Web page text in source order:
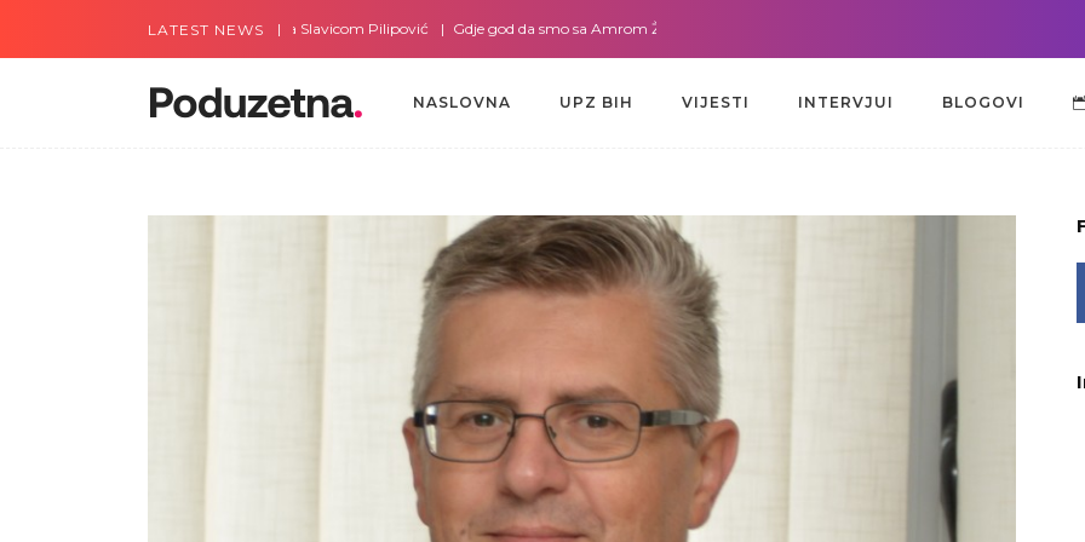
LATEST NEWS
Gdje god da smo sa Slavicom Pilipović Gdje god da smo sa Amrom Žužić-Bećirbegović
NASLOVNA UPZ BIH VIJESTI INTERVJUI BLOGOVI
NASLOVNA UPZ BIH